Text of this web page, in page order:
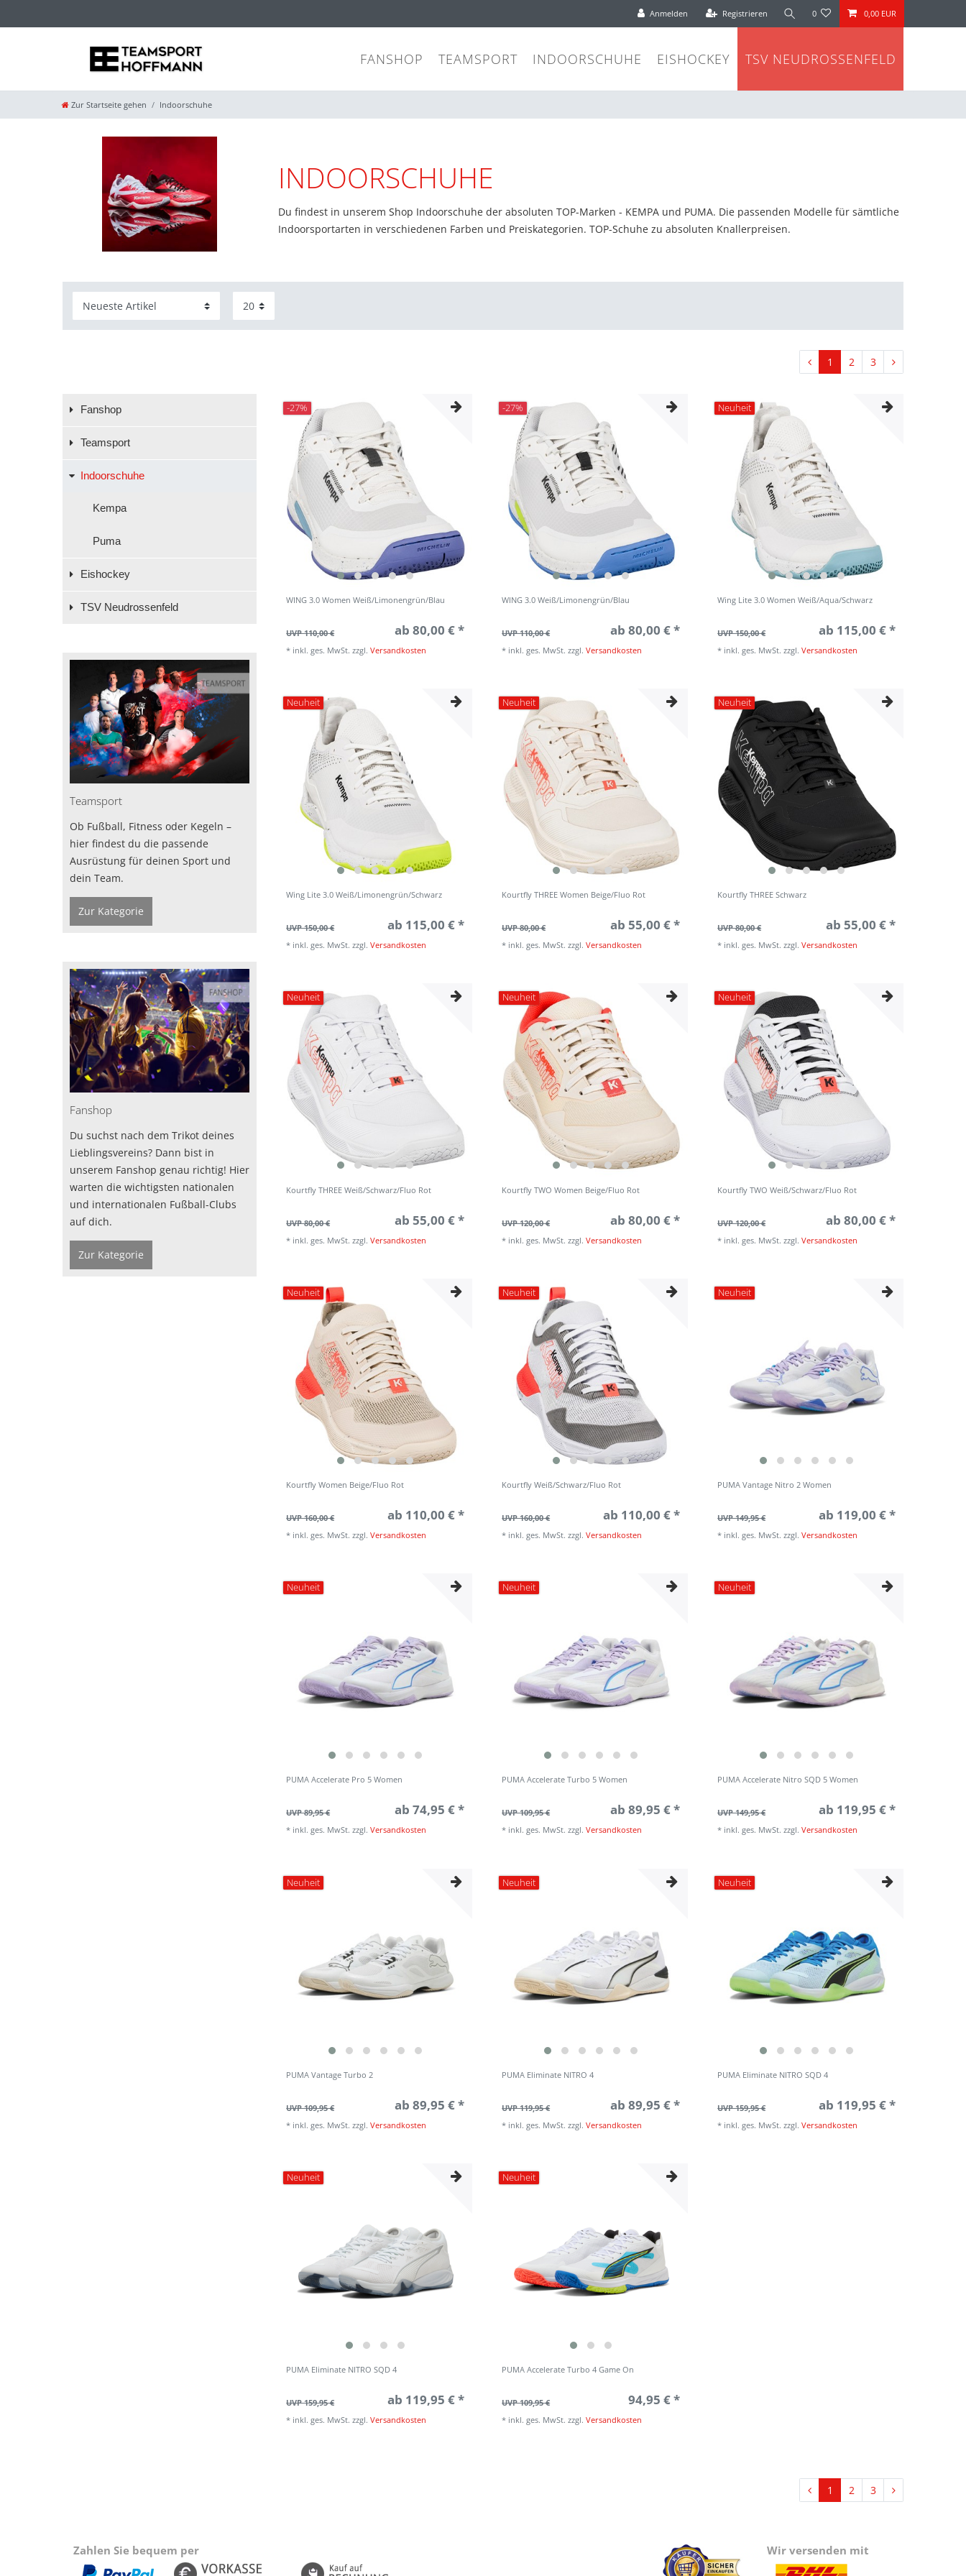
Anmelden Registrieren 0 0,00 EUR
FANSHOP TEAMSPORT INDOORSCHUHE EISHOCKEY TSV NEUDROSSENFELD
Zur Startseite gehen Indoorschuhe
INDOORSCHUHE
Du findest in unserem Shop Indoorschuhe der absoluten TOP-Marken - KEMPA und PUMA. Die passenden Modelle für sämtliche
Indoorsportarten in verschiedenen Farben und Preiskategorien. TOP-Schuhe zu absoluten Knallerpreisen.
1 2 3
Fanshop
Teamsport
Indoorschuhe
Kempa
Puma
Eishockey
TSV Neudrossenfeld
Teamsport
Ob Fußball, Fitness oder Kegeln –
hier findest du die passende
Ausrüstung für deinen Sport und
dein Team.
Zur Kategorie
Fanshop
Du suchst nach dem Trikot deines
Lieblingsvereins? Dann bist in
unserem Fanshop genau richtig! Hier
warten die wichtigsten nationalen
und internationalen Fußball-Clubs
auf dich.
Zur Kategorie
-27%
WING 3.0 Women Weiß/Limonengrün/Blau
UVP 110,00 € ab 80,00 € *
* inkl. ges. MwSt. zzgl.Versandkosten
-27%
WING 3.0 Weiß/Limonengrün/Blau
UVP 110,00 € ab 80,00 € *
* inkl. ges. MwSt. zzgl.Versandkosten
Neuheit
Wing Lite 3.0 Women Weiß/Aqua/Schwarz
UVP 150,00 € ab 115,00 € *
* inkl. ges. MwSt. zzgl.Versandkosten
Neuheit
Wing Lite 3.0 Weiß/Limonengrün/Schwarz
UVP 150,00 € ab 115,00 € *
* inkl. ges. MwSt. zzgl.Versandkosten
Neuheit
Kourtfly THREE Women Beige/Fluo Rot
UVP 80,00 € ab 55,00 € *
* inkl. ges. MwSt. zzgl.Versandkosten
Neuheit
Kourtfly THREE Schwarz
UVP 80,00 € ab 55,00 € *
* inkl. ges. MwSt. zzgl.Versandkosten
Neuheit
Kourtfly THREE Weiß/Schwarz/Fluo Rot
UVP 80,00 € ab 55,00 € *
* inkl. ges. MwSt. zzgl.Versandkosten
Neuheit
Kourtfly TWO Women Beige/Fluo Rot
UVP 120,00 € ab 80,00 € *
* inkl. ges. MwSt. zzgl.Versandkosten
Neuheit
Kourtfly TWO Weiß/Schwarz/Fluo Rot
UVP 120,00 € ab 80,00 € *
* inkl. ges. MwSt. zzgl.Versandkosten
Neuheit
Kourtfly Women Beige/Fluo Rot
UVP 160,00 € ab 110,00 € *
* inkl. ges. MwSt. zzgl.Versandkosten
Neuheit
Kourtfly Weiß/Schwarz/Fluo Rot
UVP 160,00 € ab 110,00 € *
* inkl. ges. MwSt. zzgl.Versandkosten
Neuheit
PUMA Vantage Nitro 2 Women
UVP 149,95 € ab 119,00 € *
* inkl. ges. MwSt. zzgl.Versandkosten
Neuheit
PUMA Accelerate Pro 5 Women
UVP 89,95 € ab 74,95 € *
* inkl. ges. MwSt. zzgl.Versandkosten
Neuheit
PUMA Accelerate Turbo 5 Women
UVP 109,95 € ab 89,95 € *
* inkl. ges. MwSt. zzgl.Versandkosten
Neuheit
PUMA Accelerate Nitro SQD 5 Women
UVP 149,95 € ab 119,95 € *
* inkl. ges. MwSt. zzgl.Versandkosten
Neuheit
PUMA Vantage Turbo 2
UVP 109,95 € ab 89,95 € *
* inkl. ges. MwSt. zzgl.Versandkosten
Neuheit
PUMA Eliminate NITRO 4
UVP 119,95 € ab 89,95 € *
* inkl. ges. MwSt. zzgl.Versandkosten
Neuheit
PUMA Eliminate NITRO SQD 4
UVP 159,95 € ab 119,95 € *
* inkl. ges. MwSt. zzgl.Versandkosten
Neuheit
PUMA Eliminate NITRO SQD 4
UVP 159,95 € ab 119,95 € *
* inkl. ges. MwSt. zzgl.Versandkosten
Neuheit
PUMA Accelerate Turbo 4 Game On
UVP 109,95 € 94,95 € *
* inkl. ges. MwSt. zzgl.Versandkosten
1 2 3
Zahlen Sie bequem per Wir versenden mit